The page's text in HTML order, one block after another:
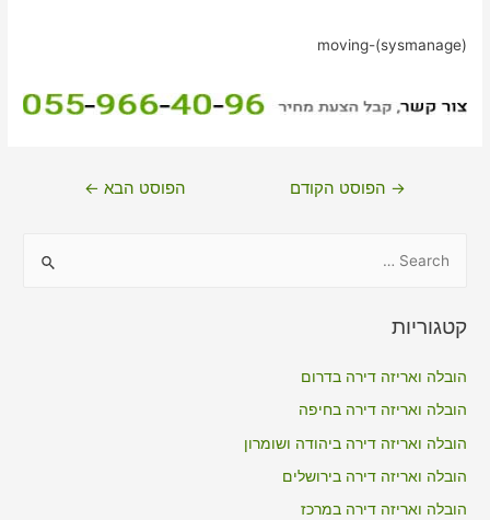
moving-(sysmanage)
ניווט→ הפוסט הקודם הפוסט הבא ←
r
o
r
:
קטגוריות
הובלה ואריזה דירה בדרום
הובלה ואריזה דירה בחיפה
הובלה ואריזה דירה ביהודה ושומרון
הובלה ואריזה דירה בירושלים
הובלה ואריזה דירה במרכז